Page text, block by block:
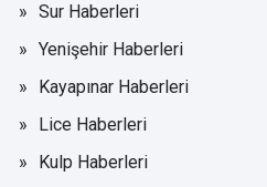
Sur Haberleri
Yenişehir Haberleri
Kayapınar Haberleri
Lice Haberleri
Kulp Haberleri